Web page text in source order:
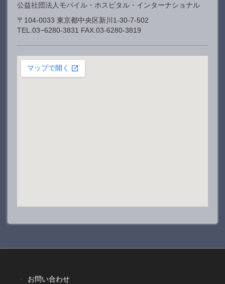
公益社団法人モバイル・ホスピタル・インターナショナル
〒104-0033 東京都中央区新川1-30-7-502
TEL.03−6280-3831 FAX.03-6280-3819
お問い合わせ